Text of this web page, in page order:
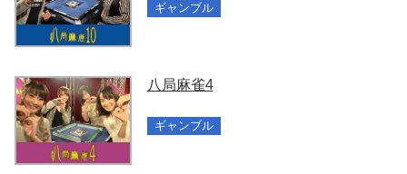
ギャンブル
八局麻雀4
ギャンブル